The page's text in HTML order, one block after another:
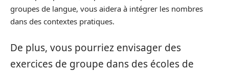
groupes de langue, vous aidera à intégrer les nombres
dans des contextes pratiques.
De plus, vous pourriez envisager des
exercices de groupe dans des écoles de